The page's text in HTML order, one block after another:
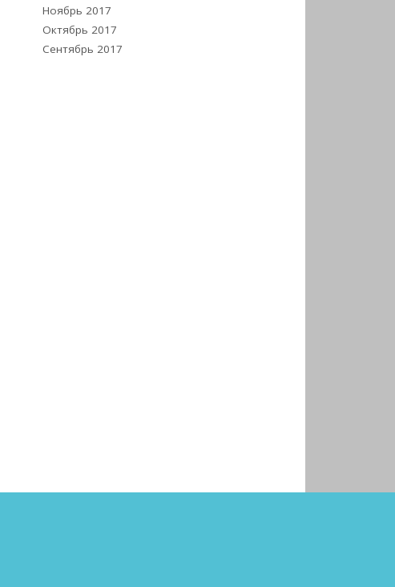
Ноябрь 2017
Октябрь 2017
Сентябрь 2017